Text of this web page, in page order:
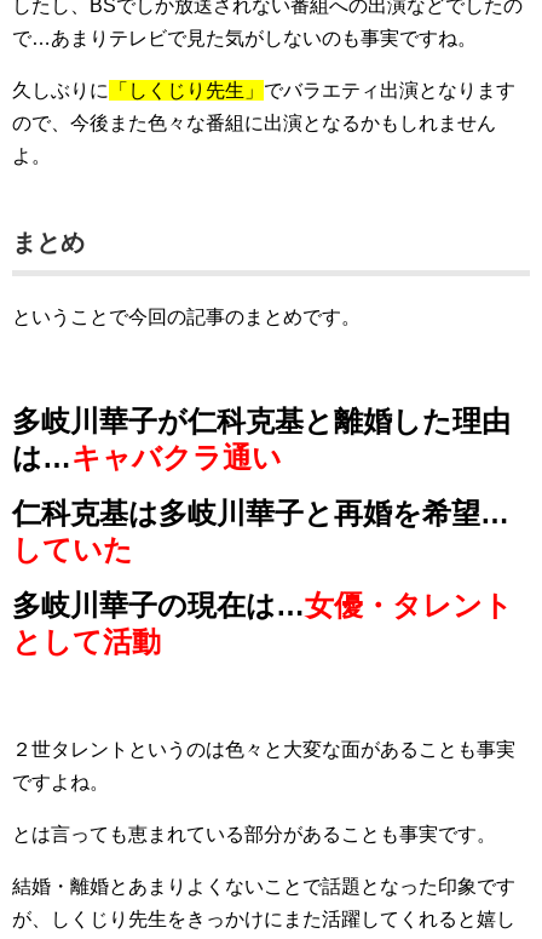
したし、BSでしか放送されない番組への出演などでしたの
で…あまりテレビで見た気がしないのも事実ですね。
久しぶりに 「しくじり先生」 でバラエティ出演となります
ので、今後また色々な番組に出演となるかもしれません
よ。
まとめ
ということで今回の記事のまとめです。
多岐川華子が仁科克基と離婚した理由
は…キャバクラ通い
仁科克基は多岐川華子と再婚を希望…
していた
多岐川華子の現在は…女優・タレント
として活動
２世タレントというのは色々と大変な面があることも事実
ですよね。
とは言っても恵まれている部分があることも事実です。
結婚・離婚とあまりよくないことで話題となった印象です
が、しくじり先生をきっかけにまた活躍してくれると嬉し